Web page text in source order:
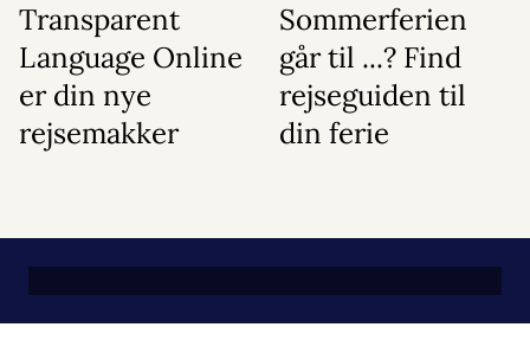
Transparent
Language Online
er din nye
rejsemakker
Sommerferien
går til ...? Find
rejseguiden til
din ferie